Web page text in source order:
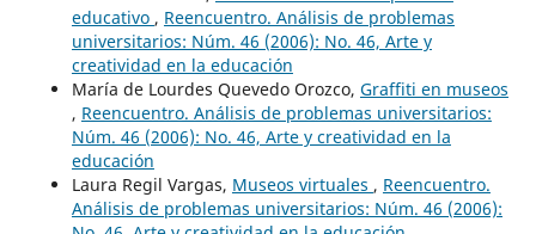
educativo , Reencuentro. Análisis de problemas
universitarios: Núm. 46 (2006): No. 46, Arte y
creatividad en la educación
María de Lourdes Quevedo Orozco, Graffiti en museos
, Reencuentro. Análisis de problemas universitarios:
Núm. 46 (2006): No. 46, Arte y creatividad en la
educación
Laura Regil Vargas, Museos virtuales , Reencuentro.
Análisis de problemas universitarios: Núm. 46 (2006):